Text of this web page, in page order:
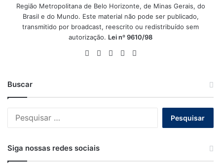
Região Metropolitana de Belo Horizonte, de Minas Gerais, do
Brasil e do Mundo. Este material não pode ser publicado,
transmitido por broadcast, reescrito ou redistribuído sem
autorização. Lei nº 9610/98
WebsiteFacebook
X YouTube
Buscar
Siga nossas redes sociais